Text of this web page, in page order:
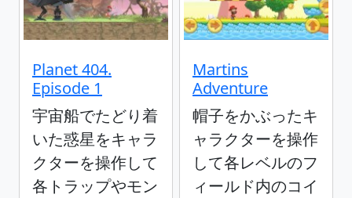
Planet 404.
Episode 1
宇宙船でたどり着
いた惑星をキャラ
クターを操作して
各トラップやモン
Martins
Adventure
帽子をかぶったキ
ャラクターを操作
して各レベルのフ
ィールド内のコイ